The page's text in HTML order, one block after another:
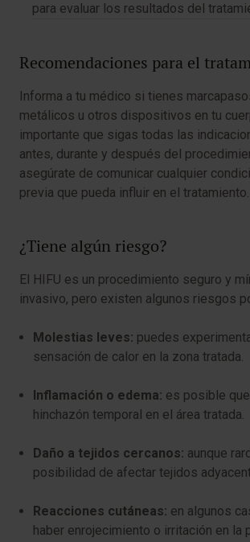
para evaluar los resultados del
Recomendaciones para el
Informa a tu médico si tienes
metálicos u otros dispositivos en tu
importante que sigas todas las
antes, durante y después del
asegúrate de comunicar cualquier
previa que pueda influir en el tratamiento.
¿Tiene algún riesgo?
El HIFU es un procedimiento seguro y
invasivo, pero existen algunos riesgos
Molestias leves: puedes
sensación de calor en la zona tratada.
Inflamación o edema: es posible
hinchazón temporal en el área tratada.
Daño a tejidos cercanos: aunque
posibilidad de afectar tejidos
Reacciones cutáneas: en algunos
haber enrojecimiento o irritación en la